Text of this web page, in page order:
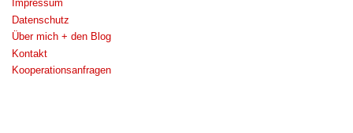
Impressum
Datenschutz
Über mich + den Blog
Kontakt
Kooperationsanfragen